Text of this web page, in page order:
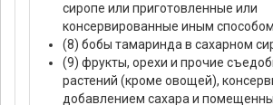
сиропе или приготовленные или
консервированные иным
(8) бобы тамаринда в сахарном
(9) фрукты, орехи и прочие
растений (кроме овощей),
добавлением сахара и